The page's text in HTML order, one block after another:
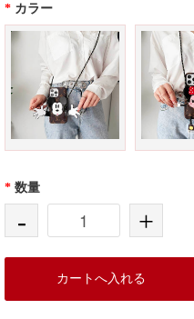
* カラー
* 数量
- +
カートへ入れる